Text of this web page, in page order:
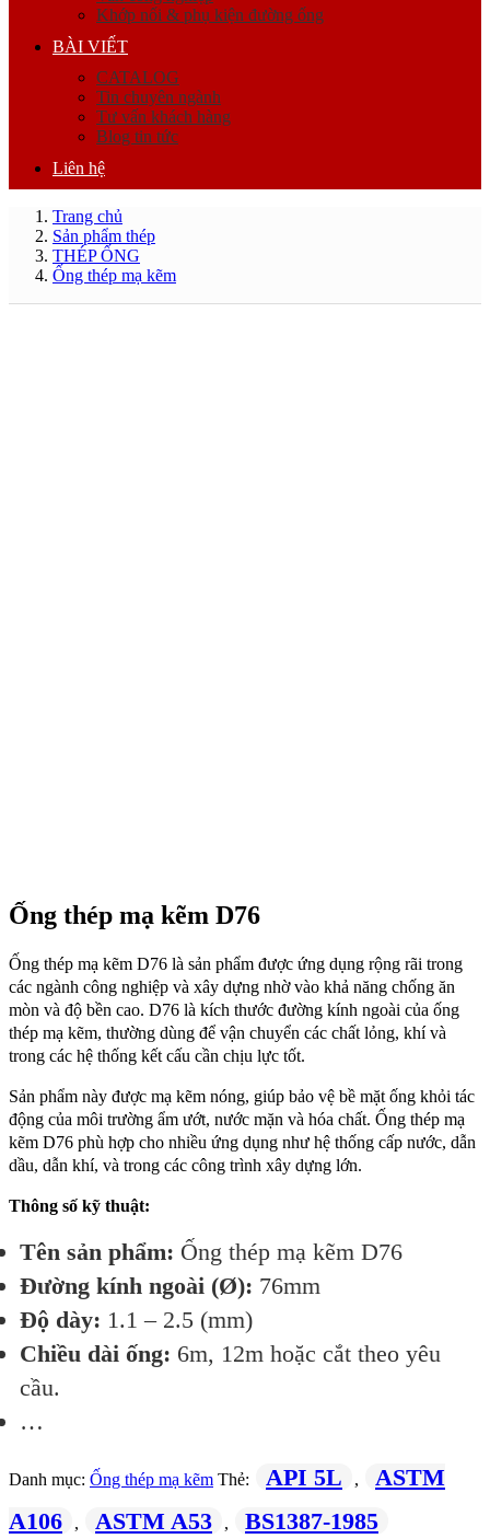
Khớp nối & phụ kiện đường ống
BÀI VIẾT
CATALOG
Tin chuyên ngành
Tư vấn khách hàng
Blog tin tức
Liên hệ
Trang chủ
Sản phẩm thép
THÉP ỐNG
Ống thép mạ kẽm
Ống thép mạ kẽm D76
Ống thép mạ kẽm D76 là sản phẩm được ứng dụng rộng rãi trong
các ngành công nghiệp và xây dựng nhờ vào khả năng chống ăn
mòn và độ bền cao. D76 là kích thước đường kính ngoài của ống
thép mạ kẽm, thường dùng để vận chuyển các chất lỏng, khí và
trong các hệ thống kết cấu cần chịu lực tốt.
Sản phẩm này được mạ kẽm nóng, giúp bảo vệ bề mặt ống khỏi tác
động của môi trường ẩm ướt, nước mặn và hóa chất. Ống thép mạ
kẽm D76 phù hợp cho nhiều ứng dụng như hệ thống cấp nước, dẫn
dầu, dẫn khí, và trong các công trình xây dựng lớn.
Thông số kỹ thuật:
Tên sản phẩm: Ống thép mạ kẽm D76
Đường kính ngoài (Ø): 76mm
Độ dày: 1.1 – 2.5 (mm)
Chiều dài ống: 6m, 12m hoặc cắt theo yêu
cầu.
…
Danh mục: Ống thép mạ kẽm Thẻ: API 5L ,
ASTM
A106
, ASTM A53 , BS1387-1985